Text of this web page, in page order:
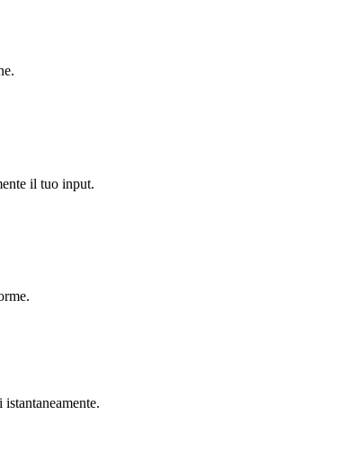
il tuo input.